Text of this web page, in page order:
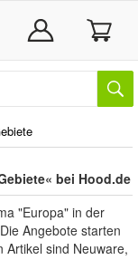
bei Hood.de
"Europa" in der
Angebote starten
Artikel sind Neuware,